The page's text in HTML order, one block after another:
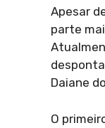
Apesar
parte
Daiane
O